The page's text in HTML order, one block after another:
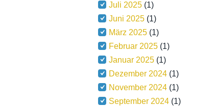
Juli 2025 (1)
Juni 2025 (1)
März 2025 (1)
Februar 2025 (1)
Januar 2025 (1)
Dezember 2024 (1)
November 2024 (1)
September 2024 (1)